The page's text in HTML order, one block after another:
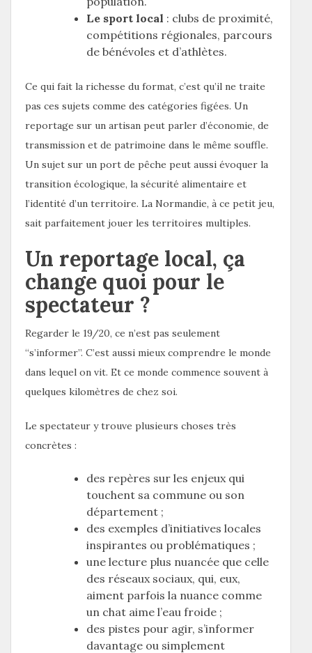
Le sport local : clubs de proximité,
compétitions régionales, parcours
de bénévoles et d’athlètes.
Ce qui fait la richesse du format, c’est qu’il ne traite
pas ces sujets comme des catégories figées. Un
reportage sur un artisan peut parler d’économie, de
transmission et de patrimoine dans le même souffle.
Un sujet sur un port de pêche peut aussi évoquer la
transition écologique, la sécurité alimentaire et
l’identité d’un territoire. La Normandie, à ce petit jeu,
sait parfaitement jouer les territoires multiples.
Un reportage local, ça
change quoi pour le
spectateur ?
Regarder le 19/20, ce n’est pas seulement
“s’informer”. C’est aussi mieux comprendre le monde
dans lequel on vit. Et ce monde commence souvent à
quelques kilomètres de chez soi.
Le spectateur y trouve plusieurs choses très
concrètes :
des repères sur les enjeux qui
touchent sa commune ou son
département ;
des exemples d’initiatives locales
inspirantes ou problématiques ;
une lecture plus nuancée que celle
des réseaux sociaux, qui, eux,
aiment parfois la nuance comme
un chat aime l’eau froide ;
des pistes pour agir, s’informer
davantage ou simplement